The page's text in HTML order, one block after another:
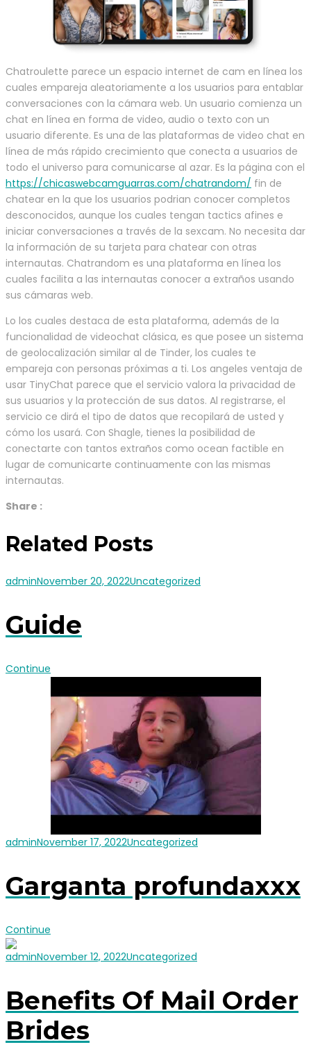
Chatroulette parece un espacio internet de cam en línea los
cuales empareja aleatoriamente a los usuarios para entablar
conversaciones con la cámara web. Un usuario comienza un
chat en línea en forma de video, audio o texto con un
usuario diferente. Es una de las plataformas de video chat en
línea de más rápido crecimiento que conecta a usuarios de
todo el universo para comunicarse al azar. Es la página con el
https://chicaswebcamguarras.com/chatrandom/ fin de
chatear en la que los usuarios podrian conocer completos
desconocidos, aunque los cuales tengan tactics afines e
iniciar conversaciones a través de la sexcam. No necesita dar
la información de su tarjeta para chatear con otras
internautas. Chatrandom es una plataforma en línea los
cuales facilita a las internautas conocer a extraños usando
sus cámaras web.
Lo los cuales destaca de esta plataforma, además de la
funcionalidad de videochat clásica, es que posee un sistema
de geolocalización similar al de Tinder, los cuales te
empareja con personas próximas a ti. Los angeles ventaja de
usar TinyChat parece que el servicio valora la privacidad de
sus usuarios y la protección de sus datos. Al registrarse, el
servicio ce dirá el tipo de datos que recopilará de usted y
cómo los usará. Con Shagle, tienes la posibilidad de
conectarte con tantos extraños como ocean factible en
lugar de comunicarte continuamente con las mismas
internautas.
Share :
Related Posts
adminNovember 20, 2022Uncategorized
Guide
Continue
adminNovember 17, 2022Uncategorized
Garganta profundaxxx
Continue
adminNovember 12, 2022Uncategorized
Benefits Of Mail Order
Brides